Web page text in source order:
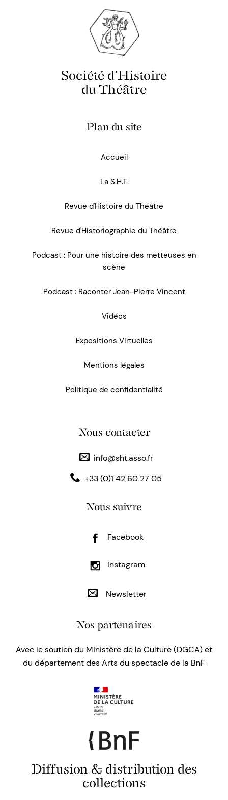
Société d'Histoire
du Théâtre
Plan du site
Accueil
La S.H.T.
Revue d'Histoire du Théâtre
Revue d'Historiographie du Théâtre
Podcast : Pour une histoire des metteuses en
scène
Podcast : Raconter Jean-Pierre Vincent
Vidéos
Expositions Virtuelles
Mentions légales
Politique de confidentialité
Nous contacter
info@sht.asso.fr
+33 (0)1 42 60 27 05
Nous suivre
Facebook
Instagram
Newsletter
Nos partenaires
Avec le soutien du Ministère de la Culture (DGCA) et
du département des Arts du spectacle de la BnF
Diffusion & distribution des
collections